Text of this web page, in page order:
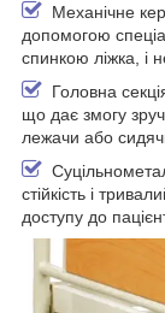
Механічне
допомогою
спинкою ліжка, і
Головна
що дає змогу
лежачи або
стійкість і
доступу до